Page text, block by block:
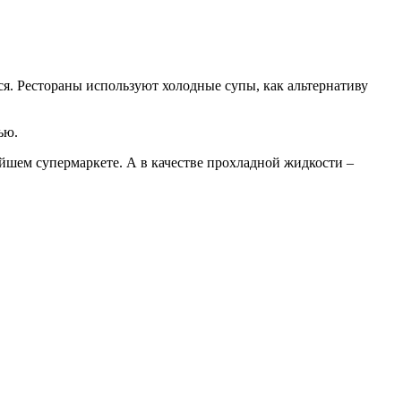
Рестораны используют холодные супы, как альтернативу
супермаркете. А в качестве прохладной жидкости –